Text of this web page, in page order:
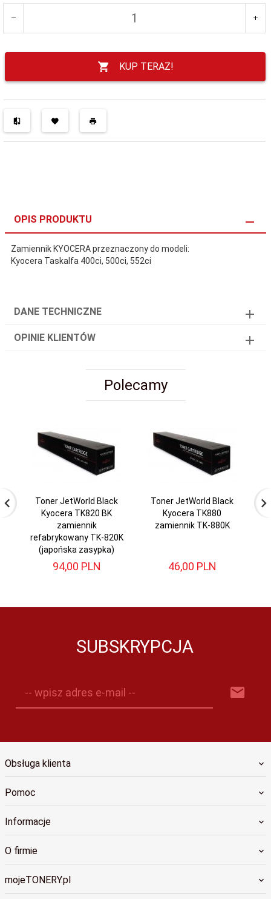
KUP TERAZ!
OPIS PRODUKTU
Zamiennik KYOCERA przeznaczony do modeli:
Kyocera Taskalfa 400ci, 500ci, 552ci
DANE TECHNICZNE
OPINIE KLIENTÓW
Polecamy
Toner JetWorld Black
Kyocera TK820 BK
zamiennik
refabrykowany TK-820K
(japońska zasypka)
94,00 PLN
Toner JetWorld Black
Kyocera TK880
zamiennik TK-880K
46,00 PLN
SUBSKRYPCJA
-- wpisz adres e-mail --
Obsługa klienta
Pomoc
Informacje
O firmie
mojeTONERY.pl